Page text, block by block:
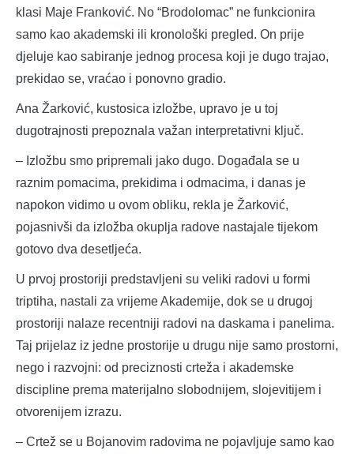
klasi Maje Franković. No “Brodolomac” ne funkcionira
samo kao akademski ili kronološki pregled. On prije
djeluje kao sabiranje jednog procesa koji je dugo trajao,
prekidao se, vraćao i ponovno gradio.
Ana Žarković, kustosica izložbe, upravo je u toj
dugotrajnosti prepoznala važan interpretativni ključ.
– Izložbu smo pripremali jako dugo. Događala se u
raznim pomacima, prekidima i odmacima, i danas je
napokon vidimo u ovom obliku, rekla je Žarković,
pojasnivši da izložba okuplja radove nastajale tijekom
gotovo dva desetljeća.
U prvoj prostoriji predstavljeni su veliki radovi u formi
triptiha, nastali za vrijeme Akademije, dok se u drugoj
prostoriji nalaze recentniji radovi na daskama i panelima.
Taj prijelaz iz jedne prostorije u drugu nije samo prostorni,
nego i razvojni: od preciznosti crteža i akademske
discipline prema materijalno slobodnijem, slojevitijem i
otvorenijem izrazu.
– Crtež se u Bojanovim radovima ne pojavljuje samo kao